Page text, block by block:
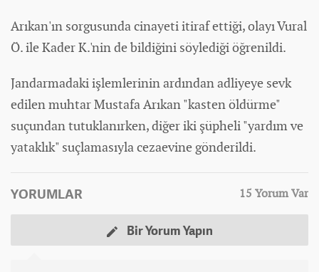
Arıkan'ın sorgusunda cinayeti itiraf ettiği, olayı Vural
Ö. ile Kader K.'nin de bildiğini söylediği öğrenildi.
Jandarmadaki işlemlerinin ardından adliyeye sevk
edilen muhtar Mustafa Arıkan "kasten öldürme"
suçundan tutuklanırken, diğer iki şüpheli "yardım ve
yataklık" suçlamasıyla cezaevine gönderildi.
YORUMLAR 15 Yorum Var
Bir Yorum Yapın